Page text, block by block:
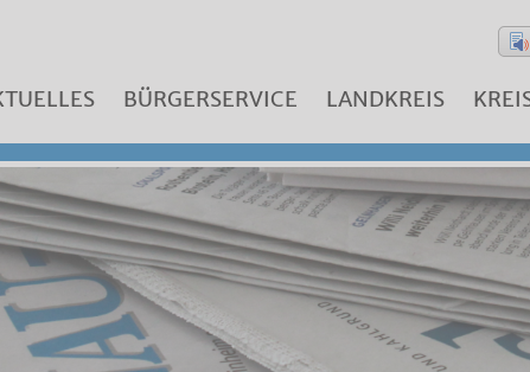
BÜRGERSERVICE LANDKREIS